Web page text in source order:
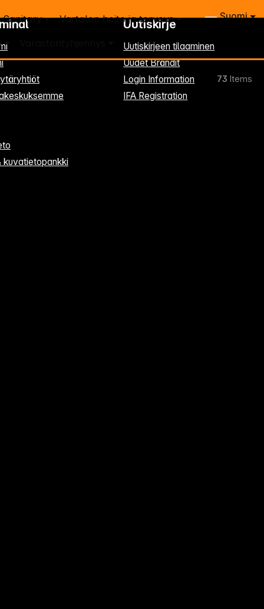
Suomi
Sanitary Vartalon hoito ja terveys
73 Items
kuvatietopankki
Uutiskirje
Uutiskirjeen tilaaminen
Uudet Brändit
Login Information
IFA Registration